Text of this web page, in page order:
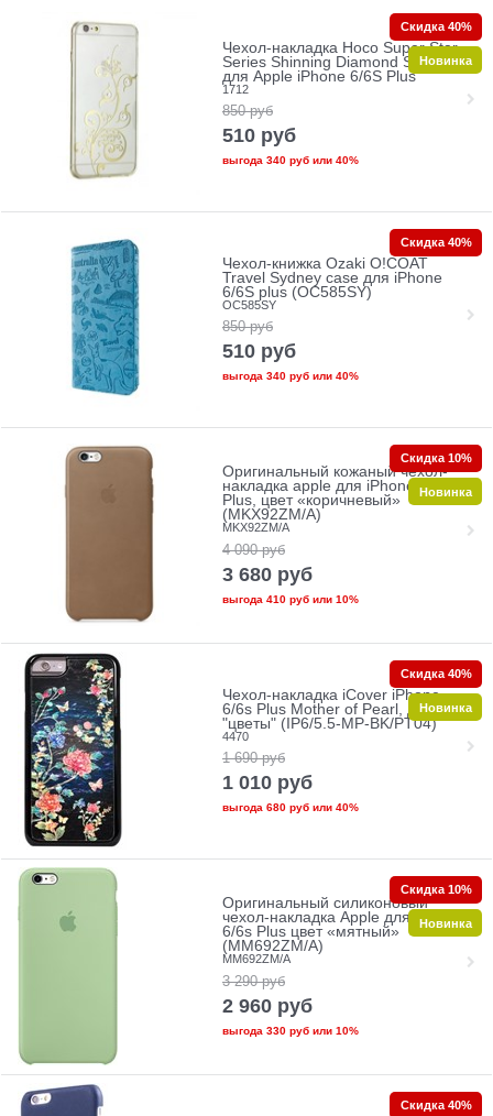
Чехол-накладка Hoco Super Star
Series Shinning Diamond Soaring
для Apple iPhone 6/6S Plus
1712
850 руб
510 руб
выгода 340 рубили 40%
Скидка 40%
Новинка
Чехол-книжка Ozaki O!COAT
Travel Sydney case для iPhone
6/6S plus (OC585SY)
OC585SY
850 руб
510 руб
выгода 340 рубили 40%
Скидка 40%
Оригинальный кожаный чехол-
накладка apple для iPhone 6/6S
Plus, цвет «коричневый»
(MKX92ZM/A)
MKX92ZM/A
4 090 руб
3 680 руб
выгода 410 рубили 10%
Скидка 10%
Новинка
Чехол-накладка iCover iPhone
6/6s Plus Mother of Pearl, дизайн
"цветы" (IP6/5.5-MP-BK/PT04)
4470
1 690 руб
1 010 руб
выгода 680 рубили 40%
Скидка 40%
Новинка
Оригинальный силиконовый
чехол-накладка Apple для iPhone
6/6s Plus цвет «мятный»
(MM692ZM/A)
MM692ZM/A
3 290 руб
2 960 руб
выгода 330 рубили 10%
Скидка 10%
Новинка
Скидка 40%